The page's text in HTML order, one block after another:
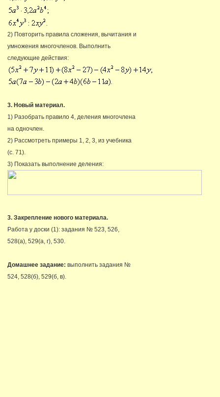
2) Повторить правила сложения, вычитания и
умножения многочленов. Выполнить
следующие действия:
3. Новый материал.
1) Разобрать правило 4, деления многочлена
на одночлен.
2) Рассмотреть примеры 1, 2, 3, из учебника
(с. 71).
3) Показать выполнение деления:
3. Закрепление нового материала.
Работа у доски (1): задания № 523, 526,
528(а), 529(а, г), 530.
Домашнее задание: выполнить задания №
524, 528(б), 529(б, в).